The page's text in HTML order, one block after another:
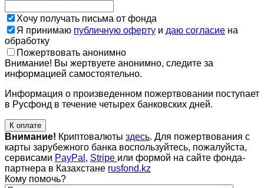
Хочу получать письма от фонда
Я принимаю публичную оферту и даю согласие на
обработку
Пожертвовать анонимно
Внимание! Вы жертвуете анонимно, следите за
информацией самостоятельно.
Информация о произведенном пожертвовании поступает
в Русфонд в течение четырех банковских дней.
К оплате
Внимание! Криптовалюты здесь. Для пожертвования с
карты зарубежного банка воспользуйтесь, пожалуйста,
сервисами PayPal , Stripe или формой на сайте фонда-
партнера в Казахстане rusfond.kz
Кому помочь?